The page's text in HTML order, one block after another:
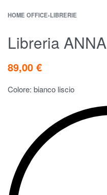
HOME OFFICE›LIBRERIE
Libreria ANNA
89,00 €
Colore: bianco liscio